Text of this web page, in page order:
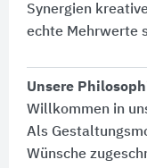
Synergien
echte Mehrwerte
Unsere
Willkommen in
Als
Wünsche